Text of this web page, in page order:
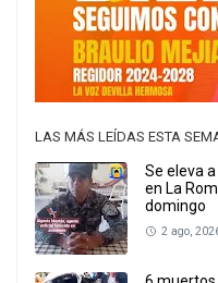
LAS MÁS LEÍDAS ESTA
Se eleva
en La
domingo
2 ago,